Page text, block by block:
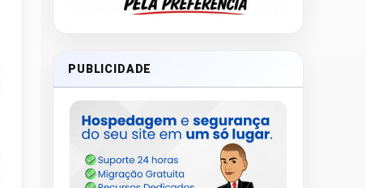
PUBLICIDADE